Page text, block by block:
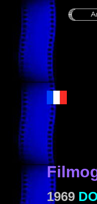
1969